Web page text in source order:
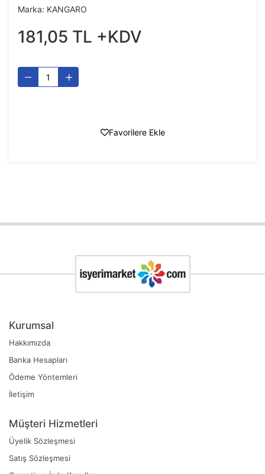
Marka: KANGARO
181,05 TL +KDV
Favorilere Ekle
Kurumsal
Hakkımızda
Banka Hesapları
Ödeme Yöntemleri
İletişim
Müşteri Hizmetleri
Üyelik Sözleşmesi
Satış Sözleşmesi